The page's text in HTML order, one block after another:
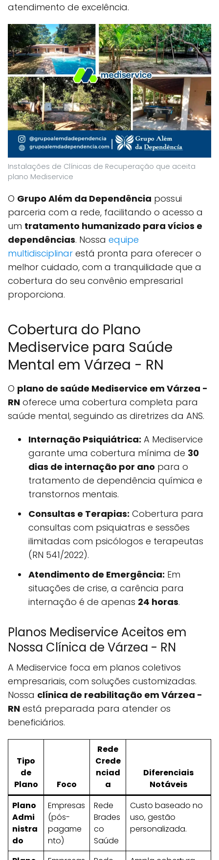
atendimento de excelência.
Instalações de Clínicas de Recuperação que aceita
plano Mediservice
O Grupo Além da Dependência possui
parceria com a rede, facilitando o acesso a
um tratamento humanizado para vícios e
dependências. Nossa equipe
multidisciplinar está pronta para oferecer o
melhor cuidado, com a tranquilidade que a
cobertura do seu convênio empresarial
proporciona.
Cobertura do Plano
Mediservice para Saúde
Mental em Várzea - RN
O plano de saúde Mediservice em Várzea -
RN oferece uma cobertura completa para
saúde mental, seguindo as diretrizes da ANS.
Internação Psiquiátrica: A Mediservice
garante uma cobertura mínima de 30
dias de internação por ano para o
tratamento de dependência química e
transtornos mentais.
Consultas e Terapias: Cobertura para
consultas com psiquiatras e sessões
ilimitadas com psicólogos e terapeutas
(RN 541/2022).
Atendimento de Emergência: Em
situações de crise, a carência para
internação é de apenas 24 horas.
Planos Mediservice Aceitos em
Nossa Clínica de Várzea - RN
A Mediservice foca em planos coletivos
empresariais, com soluções customizadas.
Nossa clínica de reabilitação em Várzea -
RN está preparada para atender os
beneficiários.
Tipo
de
Plano
Foco
Rede
Crede
nciad
a
Diferenciais
Notáveis
Plano
Admi
nistra
do
Empresas
(pós-
pagame
nto)
Rede
Brades
co
Saúde
Custo baseado no
uso, gestão
personalizada.